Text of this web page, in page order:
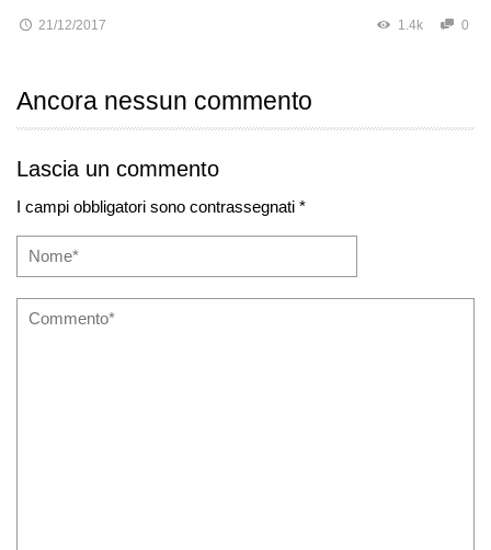
21/12/2017 1.4k 0
Ancora nessun commento
Lascia un commento
I campi obbligatori sono contrassegnati *